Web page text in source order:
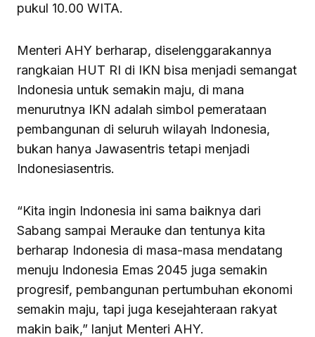
pukul 10.00 WITA.
Menteri AHY berharap, diselenggarakannya
rangkaian HUT RI di IKN bisa menjadi semangat
Indonesia untuk semakin maju, di mana
menurutnya IKN adalah simbol pemerataan
pembangunan di seluruh wilayah Indonesia,
bukan hanya Jawasentris tetapi menjadi
Indonesiasentris.
“Kita ingin Indonesia ini sama baiknya dari
Sabang sampai Merauke dan tentunya kita
berharap Indonesia di masa-masa mendatang
menuju Indonesia Emas 2045 juga semakin
progresif, pembangunan pertumbuhan ekonomi
semakin maju, tapi juga kesejahteraan rakyat
makin baik,” lanjut Menteri AHY.